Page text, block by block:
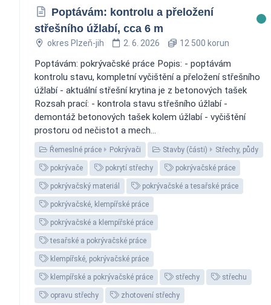
Poptávám: kontrolu a přeložení
střešního úžlabí, cca 6 m
okres Plzeň-jih 2. 6. 2026 12 500 korun
Poptávám: pokrývačské práce Popis: - poptávám
kontrolu stavu, kompletní vyčištění a přeložení střešního
úžlabí - aktuální střešní krytina je z betonových tašek
Rozsah prací: - kontrola stavu střešního úžlabí -
demontáž betonových tašek kolem úžlabí - vyčištění
prostoru od nečistot a mech...
Řemeslné práce Pokrývači Stavby (části) Střechy, půdy
pokrývače pokrytí střechy pokrývačské práce
pokrývačský materiál pokrývačské a tesařské práce
pokrývačské, klempířské práce
pokrývačské a klempířské práce
tesařské a pokrývačské práce
klempířské, pokrývačské práce
klempířské a pokrývačské práce střechy střechu
opravu střechy zhotovení střechy